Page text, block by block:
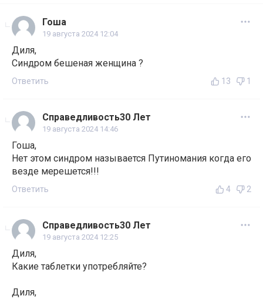
Гоша
19 августа 2024 12:04
Диля,
Синдром бешеная женщина ?
Ответить 13 1
Справедливость30 Лет
19 августа 2024 14:46
Гоша,
Нет этом синдром называется Путиномания когда его
везде мерешется!!!
Ответить 4 2
Справедливость30 Лет
19 августа 2024 12:25
Диля,
Какие таблетки употребляйте?
Диля,